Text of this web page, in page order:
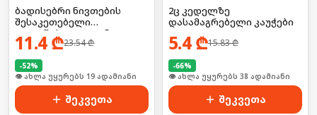
ბადისებრი ნივთების
შესაკეთებელი
თვითწებვადი ლენტი
11.4₾23.54₾
-52%
🛒 ბოლო 24სთ-ში იყიდა 25-მა
შეკვეთა
2ც კედელზე
დასამაგრებელი კაუჭები
5.4₾15.83₾
-66%
🛒 ბოლო 24სთ-ში იყიდა 52-მა
შეკვეთა